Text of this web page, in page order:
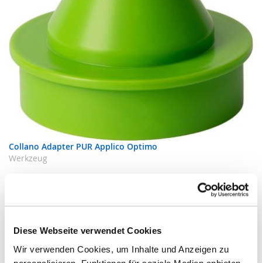
Diese Webseite verwendet Cookies
Wir verwenden Cookies, um Inhalte und Anzeigen zu
Collano Adapter PUR Applico Optimo
Werkzeug